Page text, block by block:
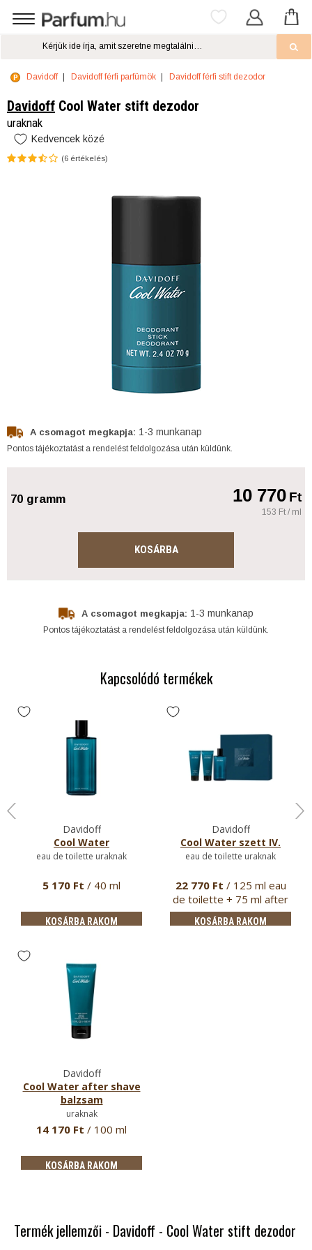
Davidoff Davidoff férfi parfümök Davidoff férfi stift dezodor
Davidoff Cool Water stift dezodor
uraknak
Kedvencek közé
(6 értékelés)
A csomagot megkapja: 1-3 munkanap
Pontos tájékoztatást a rendelést feldolgozása után küldünk.
70 gramm 10 770Ft
153 Ft / ml
KOSÁRBA
A csomagot megkapja: 1-3 munkanap
Pontos tájékoztatást a rendelést feldolgozása után küldünk.
Kapcsolódó termékek
Davidoff
Cool Water
eau de toilette uraknak
5 170 Ft / 40 ml
KOSÁRBA RAKOM
Davidoff
Cool Water szett IV.
eau de toilette uraknak
22 770 Ft / 125 ml eau
de toilette + 75 ml after
s…
KOSÁRBA RAKOM
Davidoff
Cool Water after shave
balzsam
uraknak
14 170 Ft / 100 ml
KOSÁRBA RAKOM
Termék jellemzői - Davidoff - Cool Water stift dezodor